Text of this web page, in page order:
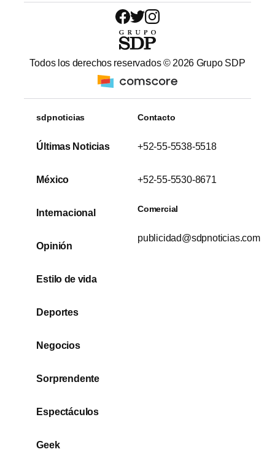
Todos los derechos reservados © 2026 Grupo SDP
sdpnoticias
Últimas Noticias
México
Internacional
Opinión
Estilo de vida
Deportes
Negocios
Sorprendente
Espectáculos
Geek
Contacto
+52-55-5538-5518
+52-55-5530-8671
Comercial
publicidad@sdpnoticias.com